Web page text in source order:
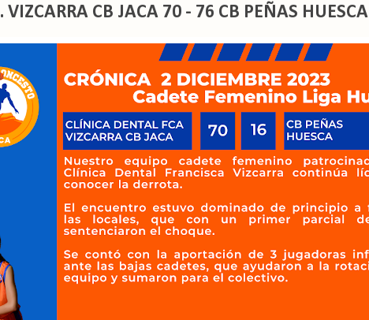
VIZCARRA CB JACA 70 - 76 CB PEÑAS HUESCA